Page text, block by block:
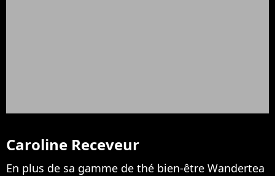
Caroline Receveur
En plus de sa gamme de thé bien-être Wandertea